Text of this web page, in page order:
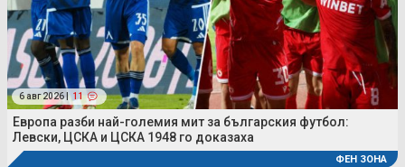
6 авг 2026 | 11
Европа разби най-големия мит за българския футбол:
Левски, ЦСКА и ЦСКА 1948 го доказаха
ФЕН ЗОНА